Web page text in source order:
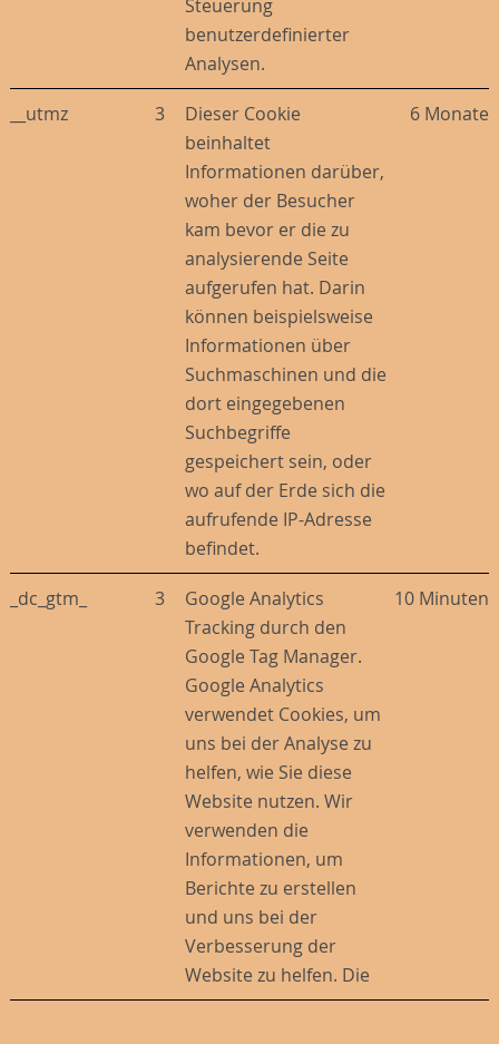
Steuerung
benutzerdefinierter
Analysen.
__utmz 3
Dieser Cookie
beinhaltet
Informationen darüber,
woher der Besucher
kam bevor er die zu
analysierende Seite
aufgerufen hat. Darin
können beispielsweise
Informationen über
Suchmaschinen und die
dort eingegebenen
Suchbegriffe
gespeichert sein, oder
wo auf der Erde sich die
aufrufende IP-Adresse
befindet.
6 Monate
_dc_gtm_ 3
Google Analytics
Tracking durch den
Google Tag Manager.
Google Analytics
verwendet Cookies, um
uns bei der Analyse zu
helfen, wie Sie diese
Website nutzen. Wir
verwenden die
Informationen, um
Berichte zu erstellen
und uns bei der
Verbesserung der
Website zu helfen. Die
10 Minuten